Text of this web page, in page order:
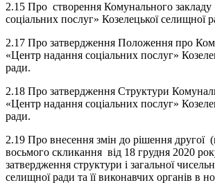
2.15 Про створення Комунального
соціальних послуг» Козелецької селищної
2.17 Про затвердження Положення про
«Центр надання соціальних послуг»
ради.
2.18 Про затвердження Структури
«Центр надання соціальних послуг»
ради.
2.19 Про внесення змін до рішення другої
восьмого скликання від 18 грудня 2020
затвердження структури і загальної
селищної ради та її виконавчих органів в